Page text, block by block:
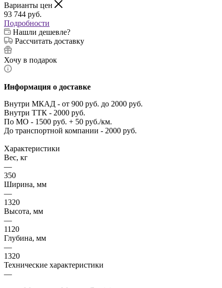
Варианты цен
93 744 руб.
Подробности
Нашли дешевле?
Рассчитать доставку
Хочу в подарок
Информация о доставке
Внутри МКАД - от 900 руб. до 2000 руб.
Внутри ТТК - 2000 руб.
По МО - 1500 руб. + 50 руб./км.
До транспортной компании - 2000 руб.
Характеристики
Вес, кг
—
350
Ширина, мм
—
1320
Высота, мм
—
1120
Глубина, мм
—
1320
Технические характеристики
—